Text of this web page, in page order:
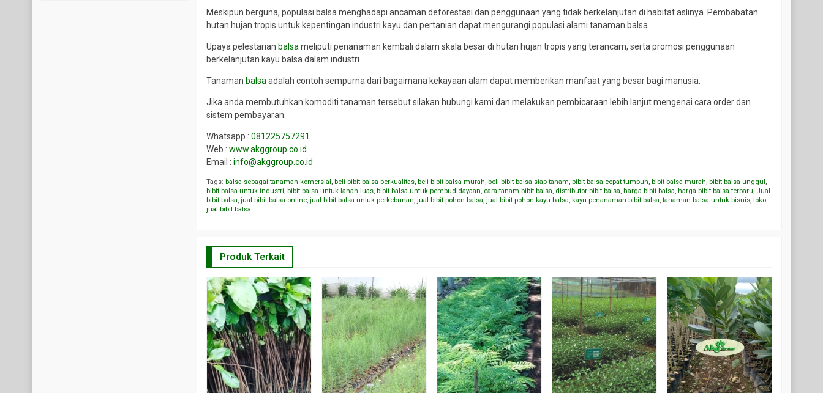
Meskipun berguna, populasi balsa menghadapi ancaman deforestasi dan penggunaan yang tidak berkelanjutan di habitat aslinya. Pembabatan
hutan hujan tropis untuk kepentingan industri kayu dan pertanian dapat mengurangi populasi alami tanaman balsa.
Upaya pelestarian balsa meliputi penanaman kembali dalam skala besar di hutan hujan tropis yang terancam, serta promosi penggunaan
berkelanjutan kayu balsa dalam industri.
Tanaman balsa adalah contoh sempurna dari bagaimana kekayaan alam dapat memberikan manfaat yang besar bagi manusia.
Jika anda membutuhkan komoditi tanaman tersebut silakan hubungi kami dan melakukan pembicaraan lebih lanjut mengenai cara order dan
sistem pembayaran.
Whatsapp :081225757291
Web :www.akggroup.co.id
Email :info@akggroup.co.id
Tags:balsa sebagai tanaman komersial,beli bibit balsa berkualitas,beli bibit balsa murah,beli bibit balsa siap tanam,bibit balsa cepat tumbuh,bibit balsa murah,bibit balsa unggul,
bibit balsa untuk industri,bibit balsa untuk lahan luas,bibit balsa untuk pembudidayaan, cara tanam bibit balsa, distributor bibit balsa,harga bibit balsa,harga bibit balsa terbaru, Jual
bibit balsa,jual bibit balsa online,jual bibit balsa untuk perkebunan,jual bibit pohon balsa,jual bibit pohon kayu balsa,kayu penanaman bibit balsa,tanaman balsa untuk bisnis,toko
jual bibit balsa
Produk Terkait